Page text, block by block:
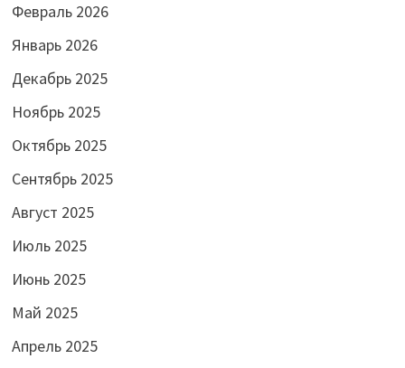
Февраль 2026
Январь 2026
Декабрь 2025
Ноябрь 2025
Октябрь 2025
Сентябрь 2025
Август 2025
Июль 2025
Июнь 2025
Май 2025
Апрель 2025